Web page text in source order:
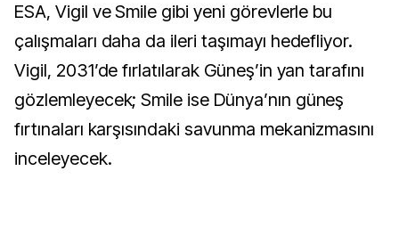
ESA, Vigil ve Smile gibi yeni görevlerle bu
çalışmaları daha da ileri taşımayı hedefliyor.
Vigil, 2031’de fırlatılarak Güneş’in yan tarafını
gözlemleyecek; Smile ise Dünya’nın güneş
fırtınaları karşısındaki savunma mekanizmasını
inceleyecek.